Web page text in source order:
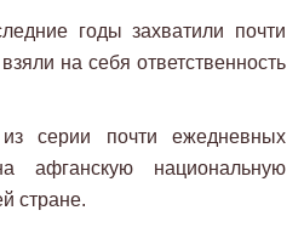
годы захватили почти
на себя ответственность
серии почти ежедневных
афганскую национальную
стране.